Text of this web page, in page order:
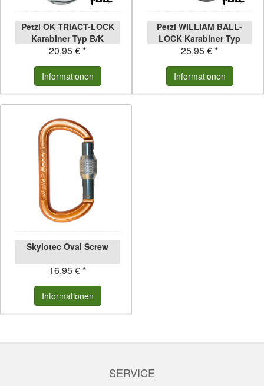
Petzl OK TRIACT-LOCK
Karabiner Typ B/K
20,95 € *
Informationen
Petzl WILLIAM BALL-
LOCK Karabiner Typ
B/H/K
25,95 € *
Informationen
Skylotec Oval Screw
16,95 € *
Informationen
SERVICE